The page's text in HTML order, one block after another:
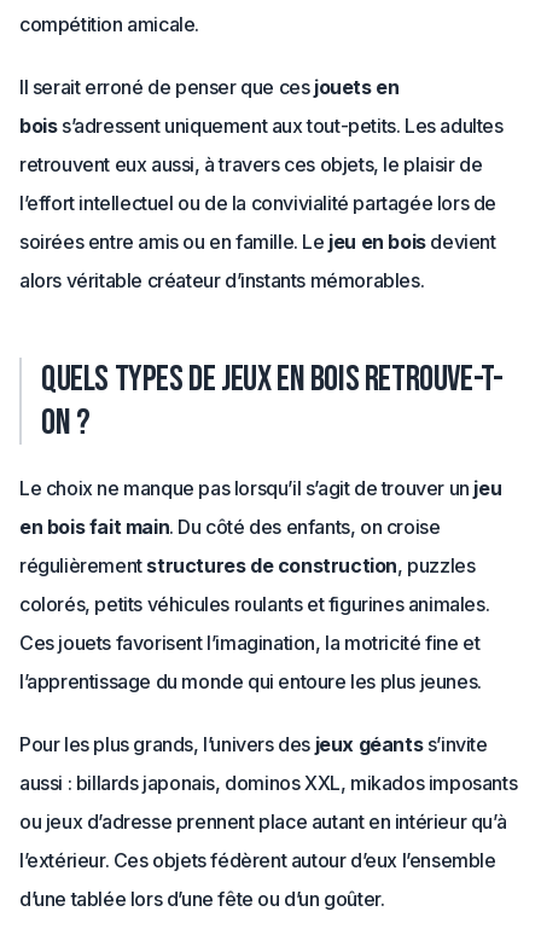
compétition amicale.
Il serait erroné de penser que ces jouets en
boiss’adressent uniquement aux tout-petits. Les adultes
retrouvent eux aussi, à travers ces objets, le plaisir de
l’effort intellectuel ou de la convivialité partagée lors de
soirées entre amis ou en famille. Le jeu en boisdevient
alors véritable créateur d’instants mémorables.
Quels types de jeux en bois retrouve-t-
on ?
Le choix ne manque pas lorsqu’il s’agit de trouver un jeu
en bois fait main. Du côté des enfants, on croise
régulièrement structures de construction, puzzles
colorés, petits véhicules roulants et figurines animales.
Ces jouets favorisent l’imagination, la motricité fine et
l’apprentissage du monde qui entoure les plus jeunes.
Pour les plus grands, l’univers des jeux géantss’invite
aussi : billards japonais, dominos XXL, mikados imposants
ou jeux d’adresse prennent place autant en intérieur qu’à
l’extérieur. Ces objets fédèrent autour d’eux l’ensemble
d’une tablée lors d’une fête ou d’un goûter.